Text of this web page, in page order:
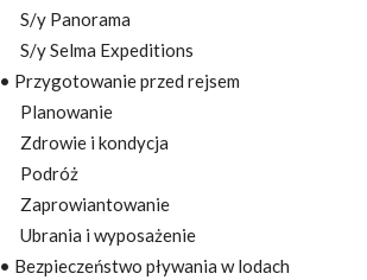
S/y Panorama
S/y Selma Expeditions
• Przygotowanie przed rejsem
Planowanie
Zdrowie i kondycja
Podróż
Zaprowiantowanie
Ubrania i wyposażenie
• Bezpieczeństwo pływania w lodach